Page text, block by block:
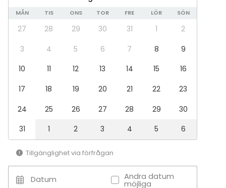
Team building / Kick Off
Lokal vid vattnet
Bar / Lounge
Aktiviteter
Utomhusaktiviteter
Tilläggsuppgifter om aktiviteter
Vi har goda samarbeten med ett flertal aktörer i
Stockholm och kan ordna paket med ett flertal olika
MÅN TIS ONS TOR FRE LÖR SÖN
27 28 29 30 31 1
2
3
4 5 6 7 8
9
10
11 12 13 14 15
16
17
18 19 20 21 22
23
24
25 26 27 28 29
30
31
1 2 3 4 5 6
Tillgänglighet via förfrågan
Datum Andra datum
möjliga